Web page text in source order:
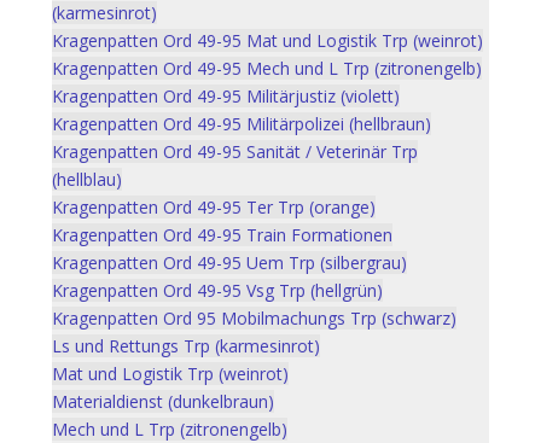
(karmesinrot)
Kragenpatten Ord 49-95 Mat und Logistik Trp (weinrot)
Kragenpatten Ord 49-95 Mech und L Trp (zitronengelb)
Kragenpatten Ord 49-95 Militärjustiz (violett)
Kragenpatten Ord 49-95 Militärpolizei (hellbraun)
Kragenpatten Ord 49-95 Sanität / Veterinär Trp
(hellblau)
Kragenpatten Ord 49-95 Ter Trp (orange)
Kragenpatten Ord 49-95 Train Formationen
Kragenpatten Ord 49-95 Uem Trp (silbergrau)
Kragenpatten Ord 49-95 Vsg Trp (hellgrün)
Kragenpatten Ord 95 Mobilmachungs Trp (schwarz)
Ls und Rettungs Trp (karmesinrot)
Mat und Logistik Trp (weinrot)
Materialdienst (dunkelbraun)
Mech und L Trp (zitronengelb)